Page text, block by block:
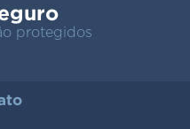
protegidos